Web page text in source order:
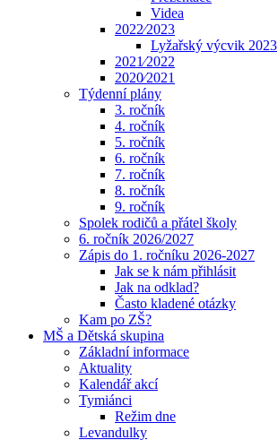
Videa
2022⁄2023
Lyžařský výcvik 2023
2021⁄2022
2020⁄2021
Týdenní plány
3. ročník
4. ročník
5. ročník
6. ročník
7. ročník
8. ročník
9. ročník
Spolek rodičů a přátel školy
6. ročník 2026/2027
Zápis do 1. ročníku 2026-2027
Jak se k nám přihlásit
Jak na odklad?
Často kladené otázky
Kam po ZŠ?
MŠ a Dětská skupina
Základní informace
Aktuality
Kalendář akcí
Tymiánci
Režim dne
Levandulky